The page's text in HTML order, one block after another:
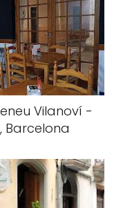
Vilanoví -
Barcelona